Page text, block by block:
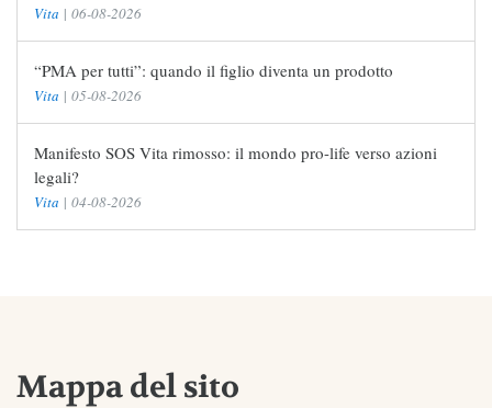
Vita | 06-08-2026
“PMA per tutti”: quando il figlio diventa un prodotto
Vita | 05-08-2026
Manifesto SOS Vita rimosso: il mondo pro-life verso azioni
legali?
Vita | 04-08-2026
Mappa del sito